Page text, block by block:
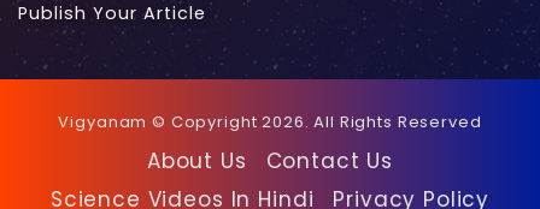
Publish Your Article
Vigyanam © Copyright 2026. All Rights Reserved
About Us
Contact Us
Science Videos In Hindi
Privacy Policy